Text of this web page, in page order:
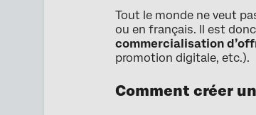
Tout le monde ne veut
ou en français. Il est
commercialisation
promotion digitale, etc.).
Comment créer